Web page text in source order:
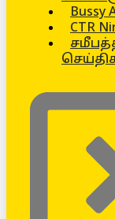
Bussy
CTR